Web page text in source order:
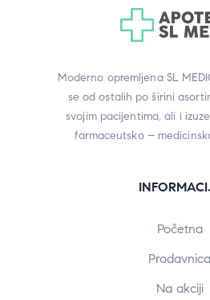
Moderno opremljena SL
se od ostalih po širini
svojim pacijentima, ali i
farmaceutsko –
Početna
Prodavnica
Na akciji